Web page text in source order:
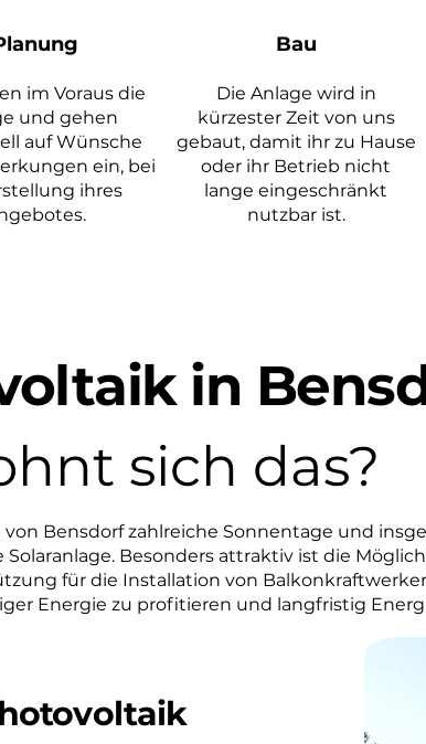
Bau
im Voraus die
und gehen
auf Wünsche
ein, bei
ihres
Die Anlage wird in
kürzester Zeit von uns
gebaut, damit ihr zu Hause
oder ihr Betrieb nicht
lange eingeschränkt
nutzbar ist.
Bensdorf zahlreiche Sonnentage und
Besonders attraktiv ist die
für die Installation von
Energie zu profitieren und langfristig
in
sich das?